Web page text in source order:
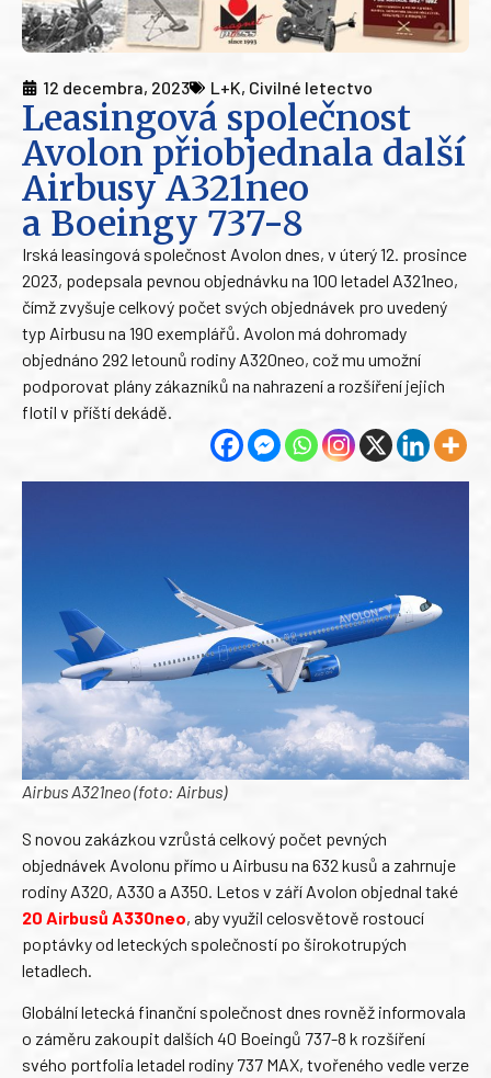
12 decembra, 2023 L+K, Civilné letectvo
Leasingová společnost
Avolon přiobjednala další
Airbusy A321neo
a Boeingy 737-8
Irská leasingová společnost Avolon dnes, v úterý 12. prosince
2023, podepsala pevnou objednávku na 100 letadel A321neo,
čímž zvyšuje celkový počet svých objednávek pro uvedený
typ Airbusu na 190 exemplářů. Avolon má dohromady
objednáno 292 letounů rodiny A320neo, což mu umožní
podporovat plány zákazníků na nahrazení a rozšíření jejich
flotil v příští dekádě.
Airbus A321neo (foto: Airbus)
S novou zakázkou vzrůstá celkový počet pevných
objednávek Avolonu přímo u Airbusu na 632 kusů a zahrnuje
rodiny A320, A330 a A350. Letos v září Avolon objednal také
20 Airbusů A330neo, aby využil celosvětově rostoucí
poptávky od leteckých společností po širokotrupých
letadlech.
Globální letecká finanční společnost dnes rovněž informovala
o záměru zakoupit dalších 40 Boeingů 737-8 k rozšíření
svého portfolia letadel rodiny 737 MAX, tvořeného vedle verze